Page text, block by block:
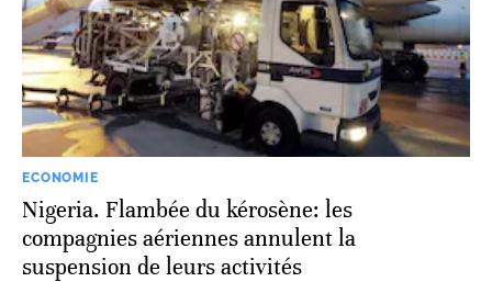
ECONOMIE
Nigeria. Flambée du kérosène: les
compagnies aériennes annulent la
suspension de leurs activités